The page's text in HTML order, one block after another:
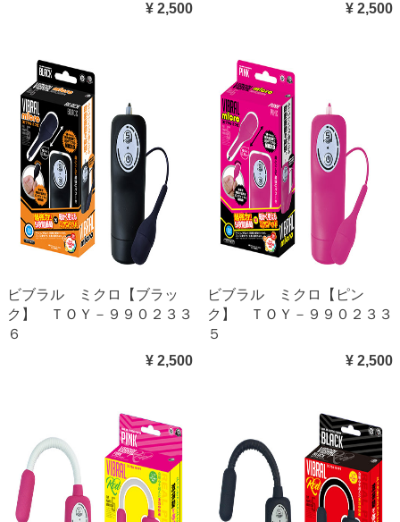
¥ 2,500
¥ 2,500
ビブラル ミクロ【ブラッ
ク】 ＴＯＹ－９９０２３３
６
¥ 2,500
ビブラル ミクロ【ピン
ク】 ＴＯＹ－９９０２３３
５
¥ 2,500